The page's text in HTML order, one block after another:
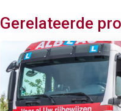
Gerelateerde